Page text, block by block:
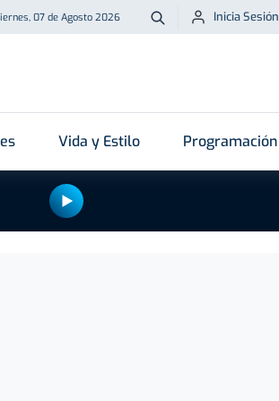
07 de Agosto 2026 Buscar
Inicia Sesión
Vida y Estilo Programación